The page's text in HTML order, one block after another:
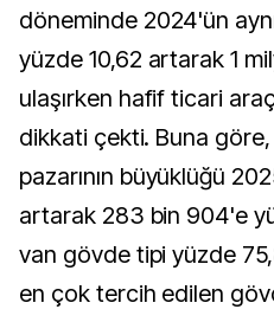
döneminde 2024'ün
yüzde 10,62 artarak 1
ulaşırken hafif ticari
dikkati çekti. Buna
pazarının büyüklüğü
artarak 283 bin 904'e
van gövde tipi yüzde
en çok tercih edilen